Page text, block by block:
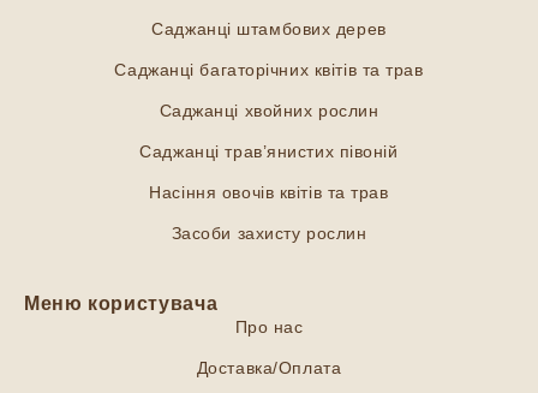
Саджанці штамбових дерев
Саджанці багаторічних квітів та трав
Саджанці хвойних рослин
Саджанці трав’янистих півоній
Насіння овочів квітів та трав
Засоби захисту рослин
Меню користувача
Про нас
Доставка/Оплата